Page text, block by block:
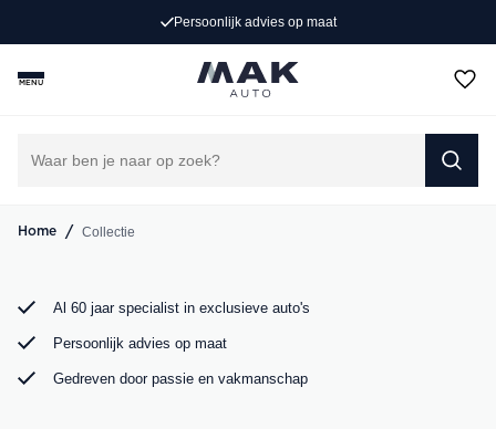
Persoonlijk advies op maat
MENU
Home / Collectie
Exclusieve occasions
Jong gebruikt, grondig gecontroleerd en klaar voor een
nieuw avontuur. Ontdek onze collectie Porsche, Audi,
Al 60 jaar specialist in exclusieve auto's
Persoonlijk advies op maat
Gedreven door passie en vakmanschap